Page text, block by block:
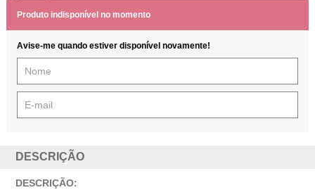
Produto indisponível no momento
Avise-me quando estiver disponível novamente!
DESCRIÇÃO
DESCRIÇÃO: